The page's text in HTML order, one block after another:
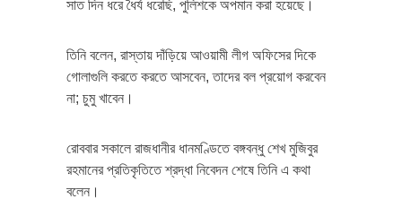
সাত দিন ধরে ধৈর্য ধরেছি, পুলিশকে অপমান করা হয়েছে।
তিনি বলেন, রাস্তায় দাঁড়িয়ে আওয়ামী লীগ অফিসের দিকে
গোলাগুলি করতে করতে আসবেন, তাদের বল প্রয়োগ করবেন
না; চুমু খাবেন।
রোববার সকালে রাজধানীর ধানমণ্ডিতে বঙ্গবন্ধু শেখ মুজিবুর
রহমানের প্রতিকৃতিতে শ্রদ্ধা নিবেদন শেষে তিনি এ কথা
বলেন।